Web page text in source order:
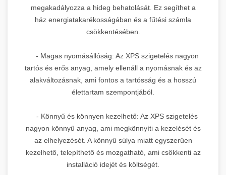
megakadályozza a hideg behatolását. Ez segíthet a
ház energiatakarékosságában és a fűtési számla
csökkentésében.
- Magas nyomásállóság: Az XPS szigetelés nagyon
tartós és erős anyag, amely ellenáll a nyomásnak és az
alakváltozásnak, ami fontos a tartósság és a hosszú
élettartam szempontjából.
- Könnyű és könnyen kezelhető: Az XPS szigetelés
nagyon könnyű anyag, ami megkönnyíti a kezelését és
az elhelyezését. A könnyű súlya miatt egyszerűen
kezelhető, telepíthető és mozgatható, ami csökkenti az
installáció idejét és költségét.